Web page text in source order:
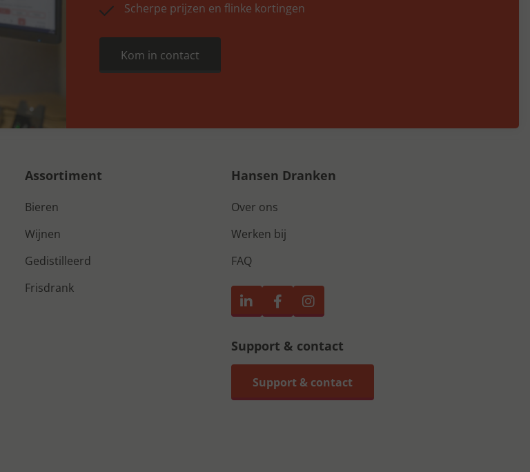
Scherpe prijzen en flinke kortingen
Kom in contact
Assortiment
Bieren
Wijnen
Gedistilleerd
Frisdrank
Hansen Dranken
Over ons
Werken bij
FAQ
Support & contact
Support & contact